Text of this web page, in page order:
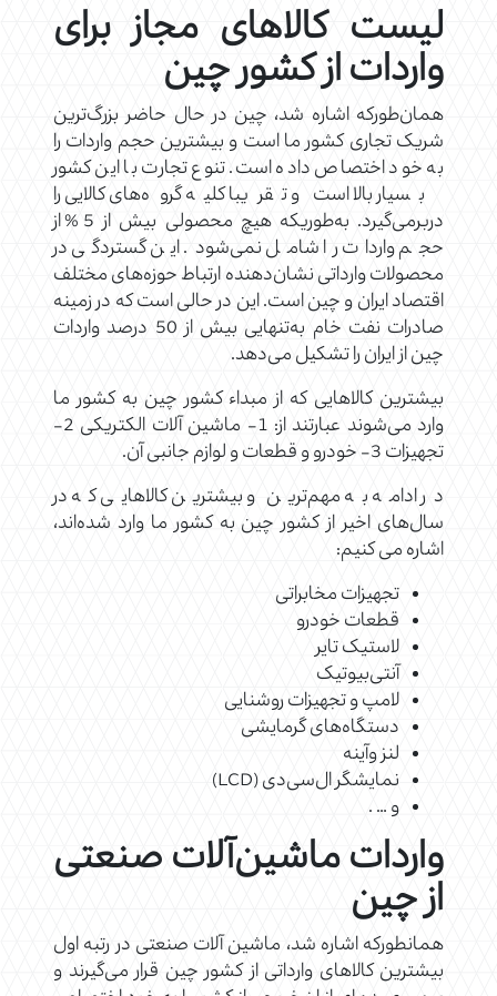
لیست کالاهای مجاز برای
واردات از کشور چین
همان‌طورکه اشاره شد، چین در حال حاضر بزرگ‌ترین
شریک تجاری کشور ما است و بیشترین حجم واردات را
به خود اختصاص داده است. تنوع تجارت با این کشور
بسیار بالا است و تقریبا کلیه گروه‌های کالایی را
دربرمی‌گیرد. به‌طوریکه هیچ محصولی بیش از 5% از
حجم واردات را شامل نمی‌شود. این گستردگی در
محصولات وارداتی نشان‌دهنده ارتباط حوزه‌های مختلف
اقتصاد ایران و چین است. این در حالی است که در زمینه
صادرات نفت خام به‌تنهایی بیش از 50 درصد واردات
چین از ایران را تشکیل می‌دهد.
بیشترین کالاهایی که از مبداء کشور چین به کشور ما
وارد می‌شوند عبارتند از: 1- ماشین آلات الکتریکی 2-
تجهیزات 3- خودرو و قطعات و لوازم جانبی آن.
در ادامه به مهم‌ترین و بیشترین کالاهایی که در
سال‌های اخیر از کشور چین به کشور ما وارد شده‌اند،
اشاره می کنیم:
تجهیزات مخابراتی
قطعات خودرو
لاستیک تایر
آنتی‌بیوتیک
لامپ و تجهیزات روشنایی
دستگاه‌های گرمایشی
لنز وآینه
نمایشگر ال‌سی‌دی (LCD)
و … .
واردات ماشین‌آلات صنعتی
از چین
همانطورکه اشاره شد، ماشین آلات صنعتی در رتبه اول
بیشترین کالاهای وارداتی از کشور چین قرار می‌گیرند و